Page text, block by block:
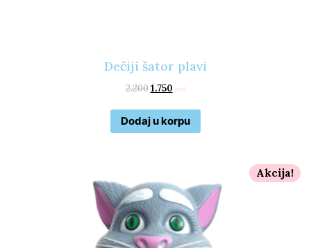
Dečiji šator plavi
2.200 1.750 rsd
Dodaj u korpu
Akcija!